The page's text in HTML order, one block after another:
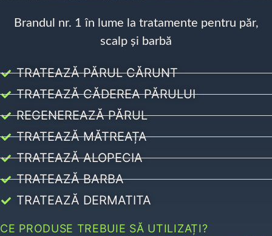
Brandul nr. 1 în lume la tratamente pentru păr,
scalp și barbă
TRATEAZĂ PĂRUL CĂRUNT
TRATEAZĂ CĂDEREA PĂRULUI
REGENEREAZĂ PĂRUL
TRATEAZĂ MĂTREAȚA
TRATEAZĂ ALOPECIA
TRATEAZĂ BARBA
TRATEAZĂ DERMATITA
CE PRODUSE TREBUIE SĂ UTILIZAȚI?